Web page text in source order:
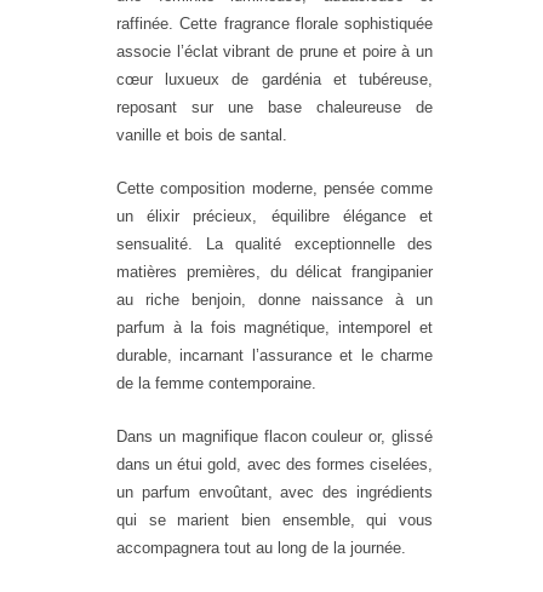
raffinée. Cette fragrance florale sophistiquée
associe l’éclat vibrant de prune et poire à un
cœur luxueux de gardénia et tubéreuse,
reposant sur une base chaleureuse de
vanille et bois de santal.
Cette composition moderne, pensée comme
un élixir précieux, équilibre élégance et
sensualité. La qualité exceptionnelle des
matières premières, du délicat frangipanier
au riche benjoin, donne naissance à un
parfum à la fois magnétique, intemporel et
durable, incarnant l’assurance et le charme
de la femme contemporaine.
Dans un magnifique flacon couleur or, glissé
dans un étui gold, avec des formes ciselées,
un parfum envoûtant, avec des ingrédients
qui se marient bien ensemble, qui vous
accompagnera tout au long de la journée.